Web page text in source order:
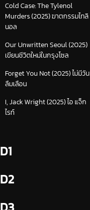
Cold Case: The Tylenol
Murders (2025) ฆาตกรรมไทลิ
นอล
Our Unwritten Seoul (2025)
เขียนชีวิตใหม่ในกรุงโซล
Forget You Not (2025) ไม่มีวัน
ลืมเลือน
I, Jack Wright (2025) ไอ แจ็ก
ไรท์
D1
D2